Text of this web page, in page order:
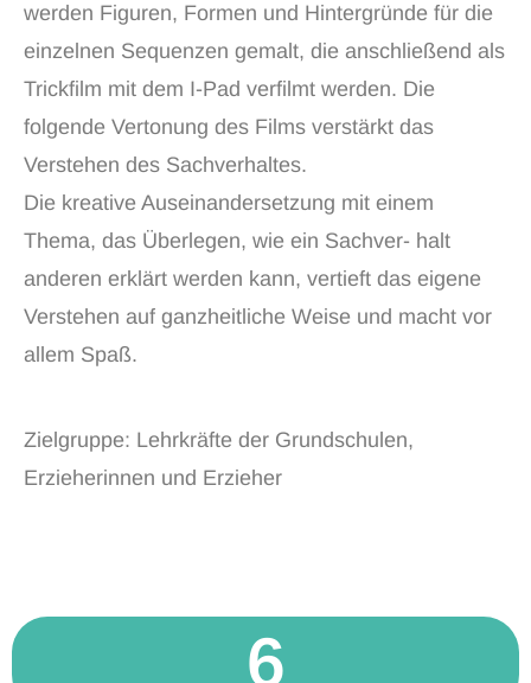
werden Figuren, Formen und Hintergründe für die
einzelnen Sequenzen gemalt, die anschließend als
Trickfilm mit dem I-Pad verfilmt werden. Die
folgende Vertonung des Films verstärkt das
Verstehen des Sachverhaltes.
Die kreative Auseinandersetzung mit einem
Thema, das Überlegen, wie ein Sachver- halt
anderen erklärt werden kann, vertieft das eigene
Verstehen auf ganzheitliche Weise und macht vor
allem Spaß.
Zielgruppe: Lehrkräfte der Grundschulen,
Erzieherinnen und Erzieher​
6